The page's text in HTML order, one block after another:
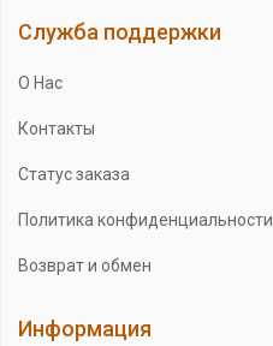
Служба поддержки
О Нас
Контакты
Статус заказа
Политика конфиденциальности
Возврат и обмен
Информация